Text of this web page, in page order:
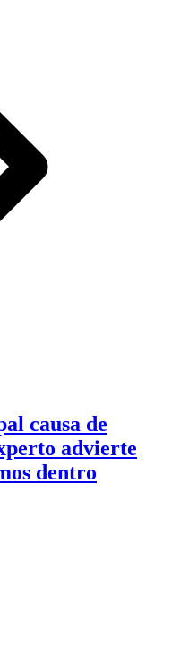
causa de
advierte
dentro